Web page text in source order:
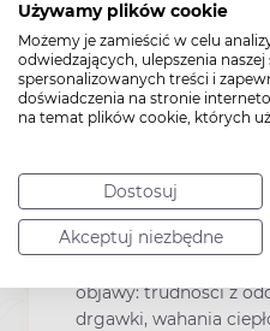
Używamy plików cookie
Możemy je zamieścić w celu
odwiedzających, ulepszenia
spersonalizowanych treści i
doświadczenia na stronie
na temat plików cookie, których
Dostosuj
Akceptuj niezbędne
planuje mieć dziecko,
lekarza lub farmaceuty
tego leku.
Kobiety w ciąży nie
Aciprex, zanim nie
stosowaniem tego
być świadoma, że
w ostatnich trzech
objawy: trudności z
drgawki, wahania